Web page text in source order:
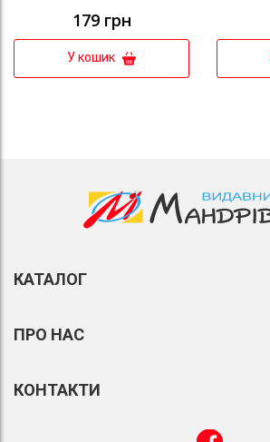
179 грн
У кошик
КАТАЛОГ
ПРО НАС
КОНТАКТИ